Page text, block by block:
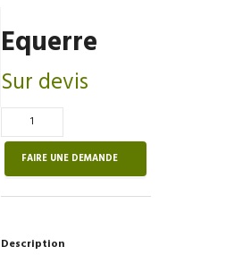
Equerre
Sur devis
Quantité
de
EquerreFAIRE UNE DEMANDE
Description